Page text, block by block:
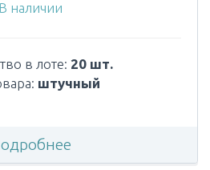
В наличии
в лоте: 20 шт.
штучный